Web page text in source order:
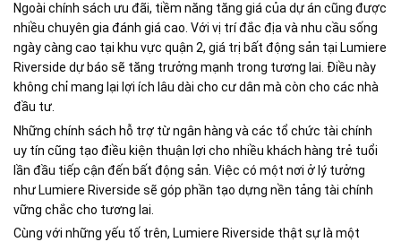
Ngoài chính sách ưu đãi, tiềm năng tăng giá của dự án cũng được
nhiều chuyên gia đánh giá cao. Với vị trí đắc địa và nhu cầu sống
ngày càng cao tại khu vực quận 2, giá trị bất động sản tại Lumiere
Riverside dự báo sẽ tăng trưởng mạnh trong tương lai. Điều này
không chỉ mang lại lợi ích lâu dài cho cư dân mà còn cho các nhà
đầu tư.
Những chính sách hỗ trợ từ ngân hàng và các tổ chức tài chính
uy tín cũng tạo điều kiện thuận lợi cho nhiều khách hàng trẻ tuổi
lần đầu tiếp cận đến bất động sản. Việc có một nơi ở lý tưởng
như Lumiere Riverside sẽ góp phần tạo dựng nền tảng tài chính
vững chắc cho tương lai.
Cùng với những yếu tố trên, Lumiere Riverside thật sự là một